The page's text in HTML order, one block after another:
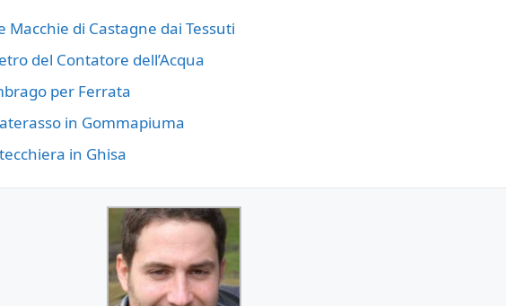
Macchie di Castagne dai Tessuti
del Contatore dell’Acqua
per Ferrata
in Gommapiuma
in Ghisa